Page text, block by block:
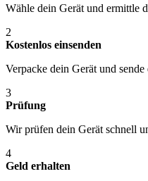
Wähle dein Gerät und ermittle
2
Kostenlos einsenden
Verpacke dein Gerät und sende
3
Prüfung
Wir prüfen dein Gerät schnell
4
Geld erhalten